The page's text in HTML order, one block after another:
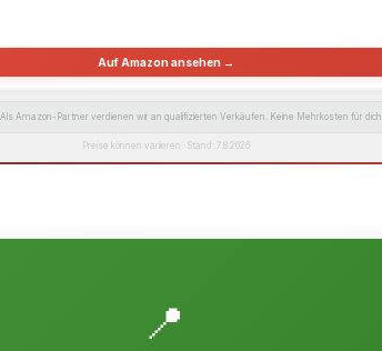
Auf Amazon ansehen →
Als Amazon-Partner verdienen wir an qualifizierten Verkäufen. Keine Mehrkosten für dich.
Preise können variieren · Stand: 7.8.2026
📍